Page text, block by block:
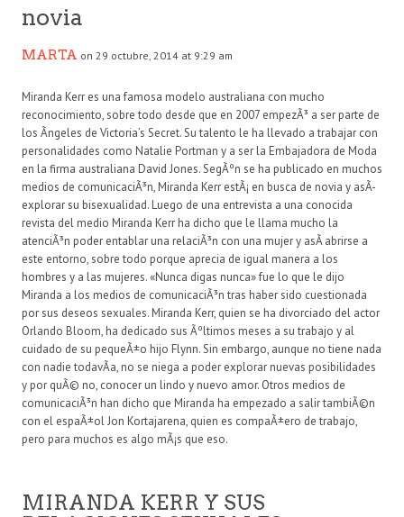
novia
MARTA on 29 octubre, 2014 at 9:29 am
Miranda Kerr es una famosa modelo australiana con mucho
reconocimiento, sobre todo desde que en 2007 empezÃ³ a ser parte de
los Ãngeles de Victoria’s Secret. Su talento le ha llevado a trabajar con
personalidades como Natalie Portman y a ser la Embajadora de Moda
en la firma australiana David Jones. SegÃºn se ha publicado en muchos
medios de comunicaciÃ³n, Miranda Kerr estÃ¡ en busca de novia y asÃ­
explorar su bisexualidad. Luego de una entrevista a una conocida
revista del medio Miranda Kerr ha dicho que le llama mucho la
atenciÃ³n poder entablar una relaciÃ³n con una mujer y asÃ­ abrirse a
este entorno, sobre todo porque aprecia de igual manera a los
hombres y a las mujeres. «Nunca digas nunca» fue lo que le dijo
Miranda a los medios de comunicaciÃ³n tras haber sido cuestionada
por sus deseos sexuales. Miranda Kerr, quien se ha divorciado del actor
Orlando Bloom, ha dedicado sus Ãºltimos meses a su trabajo y al
cuidado de su pequeÃ±o hijo Flynn. Sin embargo, aunque no tiene nada
con nadie todavÃ­a, no se niega a poder explorar nuevas posibilidades
y por quÃ© no, conocer un lindo y nuevo amor. Otros medios de
comunicaciÃ³n han dicho que Miranda ha empezado a salir tambiÃ©n
con el espaÃ±ol Jon Kortajarena, quien es compaÃ±ero de trabajo,
pero para muchos es algo mÃ¡s que eso.
MIRANDA KERR Y SUS